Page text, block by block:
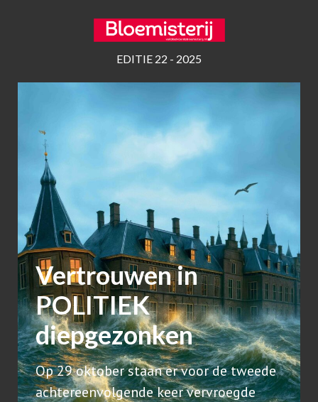
EDITIE 22 - 2025
Vertrouwen in
POLITIEK
diepgezonken
Op 29 oktober staan er voor de tweede
achtereenvolgende keer vervroegde